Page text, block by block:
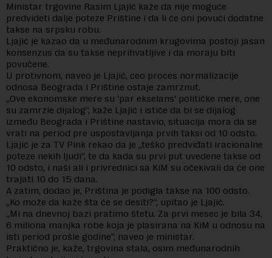
Ministar trgovine Rasim Ljajić kaže da nije moguće
predvideti dalje poteze Prištine i da li će oni povući dodatne
takse na srpsku robu.
Ljajić je kazao da u međunarodnim krugovima postoji jasan
konsenzus da su takse neprihvatljive i da moraju biti
povučene.
U protivnom, naveo je Ljajić, ceo proces normalizacije
odnosa Beograda i Prištine ostaje zamrznut.
„Ove ekonomske mere su ‘par ekselans’ političke mere, one
su zamrzle dijalog“, kaže Ljajić i ističe da bi se dijalog
između Beograda i Prištine nastavio, situacija mora da se
vrati na period pre uspostavljanja prvih taksi od 10 odsto.
Ljajić je za TV Pink rekao da je „teško predviđati iracionalne
poteze nekih ljudi“, te da kada su prvi put uvedene takse od
10 odsto, i naši ali i privrednici sa KiM su očekivali da će one
trajati 10 do 15 dana.
A zatim, dodao je, Priština je podigla takse na 100 odsto.
„Ko može da kaže šta će se desiti?“, upitao je Ljajić.
„Mi na dnevnoj bazi pratimo štetu. Za prvi mesec je bila 34,
6 miliona manjka robe koja je plasirana na KiM u odnosu na
isti period prošle godine“, naveo je ministar.
Praktično je, kaže, trgovina stala, osim međunarodnih